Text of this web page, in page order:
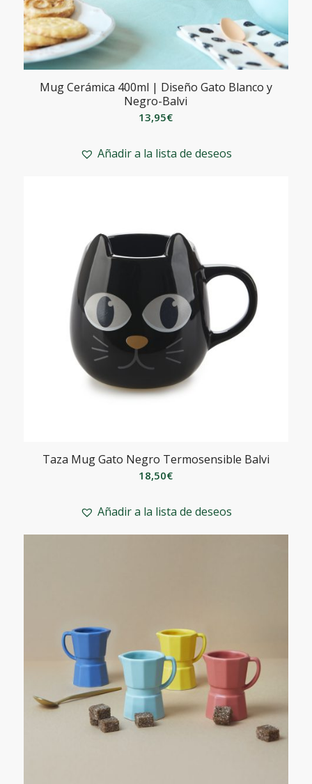
Mug Cerámica 400ml | Diseño Gato Blanco y
Negro-Balvi
13,95€
Añadir a la lista de deseos
Taza Mug Gato Negro Termosensible Balvi
18,50€
Añadir a la lista de deseos